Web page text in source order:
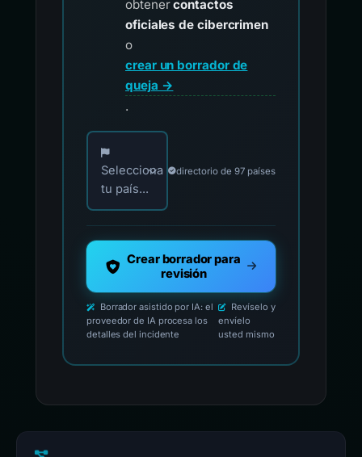
obtenercontactos
oficiales de cibercrimen
o
crear un borrador de
queja →
.
Elija su país para los contactos oficiales de
Selecciona
tu país...
directorio de 97 países
Crear borrador para
revisión
Borrador asistido por IA: el
proveedor de IA procesa los
detalles del incidente
Revíselo y
envíelo
usted mismo